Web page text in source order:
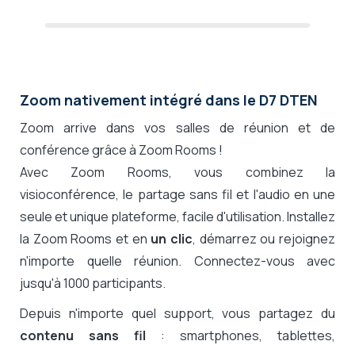
Zoom nativement intégré dans le D7 DTEN
Zoom arrive dans vos salles de réunion et de
conférence grâce à Zoom Rooms !
Avec Zoom Rooms, vous combinez la
visioconférence, le partage sans fil et l'audio en une
seule et unique plateforme, facile d'utilisation. Installez
la Zoom Rooms et en un clic, démarrez ou rejoignez
n'importe quelle réunion. Connectez-vous avec
jusqu'à 1000 participants.
Depuis n'importe quel support, vous partagez du
contenu sans fil : smartphones, tablettes,